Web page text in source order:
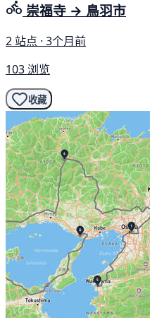
崇福寺 → 鳥羽市
2 站点 · 3个月前
103 浏览
收藏